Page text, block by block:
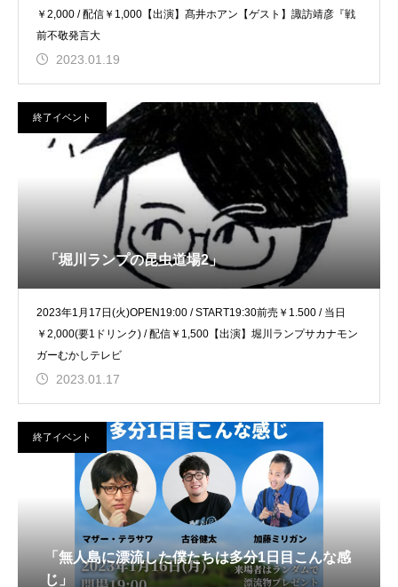
￥2,000 / 配信￥1,000【出演】髙井ホアン【ゲスト】諏訪靖彦『戦
前不敬発言大
2023.01.19
終了イベント
「堀川ランプの昆虫道場2」
2023年1月17日(火)OPEN19:00 / START19:30前売￥1.500 / 当日
￥2,000(要1ドリンク) / 配信￥1,500【出演】堀川ランプサカナモン
ガーむかしテレビ
2023.01.17
終了イベント
「無人島に漂流した僕たちは多分1日目こんな感
じ」